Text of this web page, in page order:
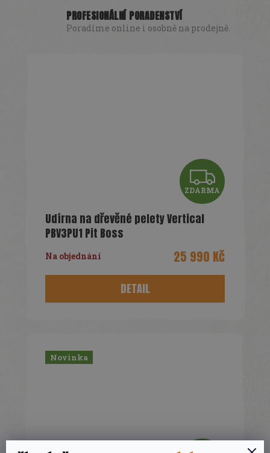
PROFESIONÁLNÍ PORADENSTVÍ
Poradíme online i osobně na prodejně.
Z
D
R
M
A
ZDARMA
Udírna na dřevěné pelety Vertical
PBV3PU1 Pit Boss
Na objednání 25 990 Kč
DETAIL
Novinka